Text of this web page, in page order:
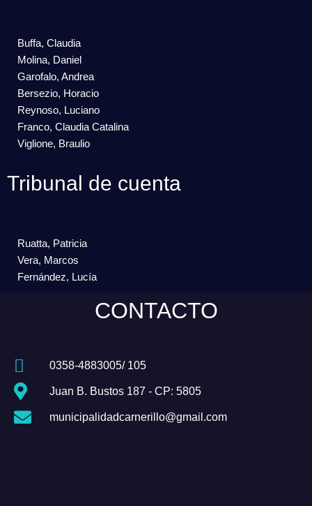
Buffa, Claudia
Molina, Daniel
Garofalo, Andrea
Bersezio, Horacio
Reynoso, Luciano
Franco, Claudia Catalina
Viglione, Braulio
Tribunal de cuenta
Ruatta, Patricia
Vera, Marcos
Fernández, Lucía
CONTACTO
0358-4883005/ 105
Juan B. Bustos 187 - CP: 5805
municipalidadcarnerillo@gmail.com